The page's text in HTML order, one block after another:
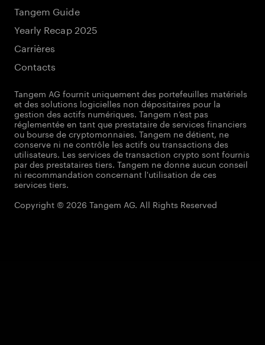
Tangem Guide
Yearly Recap 2025
Carrières
Contacts
Tangem AG fournit uniquement des portefeuilles matériels
et des solutions logicielles non dépositaires pour la
gestion des actifs numériques. Tangem n’est pas
réglementée en tant que prestataire de services financiers
ou bourse de cryptomonnaies. Tangem ne détient, ne
conserve ni ne contrôle les actifs ou transactions des
utilisateurs. Les services de transaction crypto sont fournis
par des prestataires tiers. Tangem ne donne aucun conseil
ni recommandation concernant l'utilisation de ces
services tiers.